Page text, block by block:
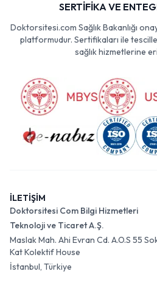
SERTİFİKA VE
Doktorsitesi.com Sağlık Bakanlığı
platformudur. Sertifikaları ile
sağlık hizmetlerine
İLETİŞİM
Doktorsitesi Com Bilgi Hizmetleri
Teknoloji ve Ticaret A.Ş.
Maslak Mah. Ahi Evran Cd. A.O.S 55
Kat Kolektif House
İstanbul, Türkiye